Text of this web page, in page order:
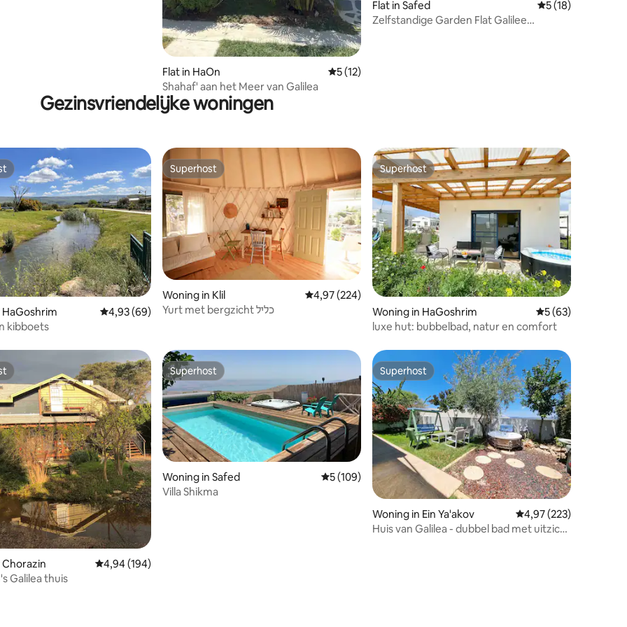
Flat in HaOn Gemiddelde beoordeling van 5 op 5, 12 recensies
5 (12)
Shahaf' aan het Meer van Galilea
Flat in Safed Gemiddelde
5 (18)
Zelfstandige Garden Flat Galilee
Gezinsvriendelijke woningen
van 4,87 op 5, 111 recensiesGemiddelde beoordeling van 4,93 op 5, 69 recensies
4,93 (69)
kibboets
Superhost
Superhost
Woning in Klil Gemiddelde beoordeling van 4,97 op 5, 224 recensies
4,97 (224)
Yurt met bergzicht כליל
Superhost
Superhost
Woning in HaGoshrim Gemiddelde
5 (63)
luxe hut: bubbelbad, natur en comfort
Gemiddelde beoordeling van 4,94 op 5, 194 recensies
4,94 (194)
Galilea thuis
Superhost
Superhost
Woning in Safed Gemiddelde beoordeling van 5 op 5, 109 recensies
5 (109)
Villa Shikma
Superhost
Superhost
Woning in Ein Ya'akov Gemiddelde
4,97 (223)
Huis van Galilea - dubbel bad met uitzicht